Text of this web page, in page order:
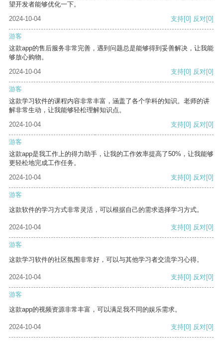
望开发者能够优化一下。
2024-10-04
支持[0] 反对[0]
游客
这款app的售后服务非常完善，遇到问题总是能够得到妥善解决，让我能
够放心购物。
2024-10-04
支持[0] 反对[0]
游客
这款学习软件的课程内容非常丰富，涵盖了各个学科的知识。老师的讲
解非常生动，让我能够轻松理解知识点。
2024-10-04
支持[0] 反对[0]
游客
这款app是我工作上的得力助手，让我的工作效率提高了50%，让我能够
更轻松地完成工作任务。
2024-10-04
支持[0] 反对[0]
游客
这款软件的学习方式非常灵活，可以根据自己的需求选择学习方式。
2024-10-04 支持[0] 反对[0]
游客
这款学习软件的社区氛围非常好，可以与其他学习者交流学习心得。
2024-10-04 支持[0] 反对[0]
游客
这款app的视频资源非常丰富，可以满足我不同的娱乐需求。
2024-10-04 支持[0] 反对[0]